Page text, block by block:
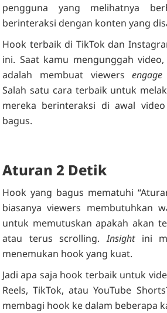
pengguna yang melihatnya
berinteraksi dengan konten yang
Hook terbaik di TikTok dan
ini. Saat kamu mengunggah
adalah membuat viewersengage
Salah satu cara terbaik untuk
mereka berinteraksi di awal
bagus.
Aturan 2 Detik
Hook yang bagus mematuhi
biasanya viewers membutuhkan
untuk memutuskan apakah akan
atau terus scrolling.Insightini
menemukan hook yang kuat.
Jadi apa saja hook terbaik untuk
Reels, TikTok, atau YouTube
membagi hook ke dalam beberapa